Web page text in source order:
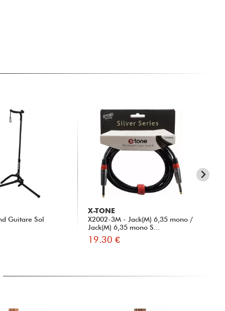
Guitare Sol
X-TONE
X2002-3M - Jack(M) 6,35 mono /
Jack(M) 6,35 mono S...
19.30 €